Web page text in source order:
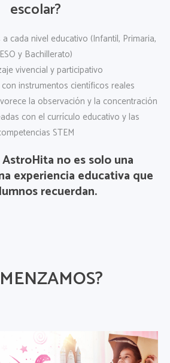
escolar?
cada nivel educativo (Infantil, Primaria,
ESO y Bachillerato)
vivencial y participativo
instrumentos científicos reales
la observación y la concentración
con el currículo educativo y las
STEM
no es solo una
experiencia educativa que
recuerdan.